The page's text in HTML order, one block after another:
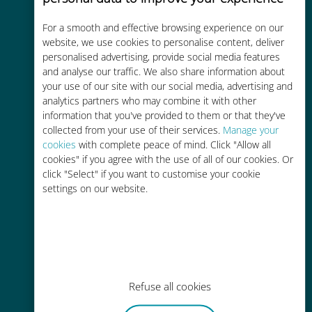
For a smooth and effective browsing experience on our
website, we use cookies to personalise content, deliver
personalised advertising, provide social media features
and analyse our traffic. We also share information about
your use of our site with our social media, advertising and
analytics partners who may combine it with other
information that you've provided to them or that they've
collected from your use of their services. Manage your
cookies with complete peace of mind. Click "Allow all
cookies" if you agree with the use of all of our cookies. Or
click "Select" if you want to customise your cookie
settings on our website.
Refuse all cookies
Kostengünstig
Bis zu 90 % günstiger als Roaming-
Gebühren bei Ihrem bisherigen
Anbieter
Einfaches Aufladen